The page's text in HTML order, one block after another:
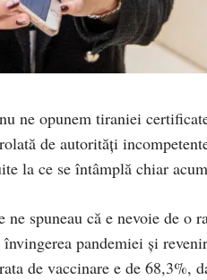
ne opunem tiraniei
de autorități
la ce se întâmplă chiar
spuneau că e nevoie de o
pandemiei și
de vaccinare e de 68,3%,